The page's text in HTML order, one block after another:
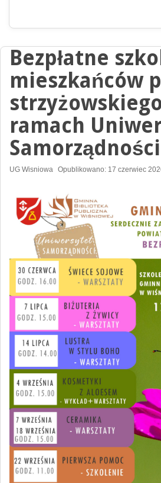
Bezpłatne
mieszkańców
ramach
Samorządności
UG Wisniowa Opublikowano: 17 czerwiec